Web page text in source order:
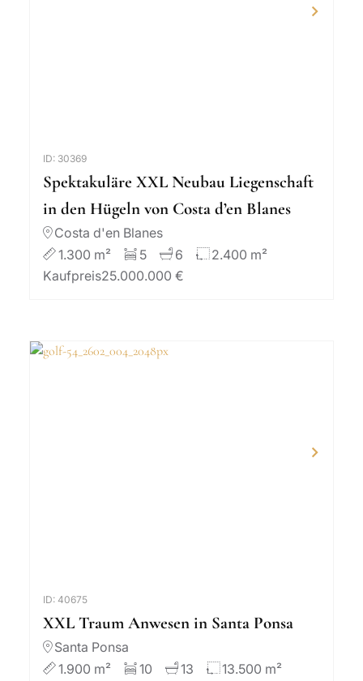
ID: 30369
Spektakuläre XXL Neubau Liegenschaft
in den Hügeln von Costa d’en Blanes
Costa d'en Blanes
1.300 m²
5 6
2.400 m²
Kaufpreis25.000.000 €
ID: 40675
XXL Traum Anwesen in Santa Ponsa
Santa Ponsa
1.900 m²
10 13
13.500 m²